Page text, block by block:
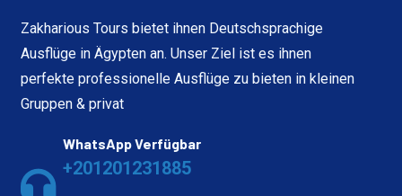
Zakharious Tours bietet ihnen Deutschsprachige
Ausflüge in Ägypten an. Unser Ziel ist es ihnen
perfekte professionelle Ausflüge zu bieten in kleinen
Gruppen & privat
WhatsApp Verfügbar
+201201231885